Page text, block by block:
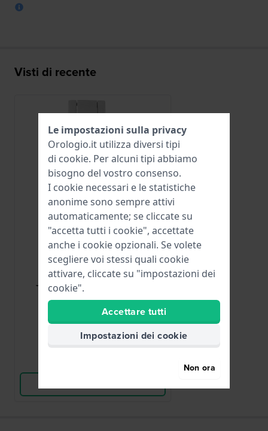
Visti di recente
Jaguar
CI06036
J620 Fibbia a farfalla in acciaio
inossidabile 20 mm
80,00 €
● Disponibile
Le impostazioni sulla privacy
Orologio.it utilizza diversi tipi
di cookie. Per alcuni tipi abbiamo
bisogno del vostro consenso.
I cookie necessari e le statistiche
anonime sono sempre attivi
automaticamente; se cliccate su
"accetta tutti i cookie", accettate
anche i cookie opzionali. Se volete
scegliere voi stessi quali cookie
attivare, cliccate su "impostazioni dei
cookie".
Accettare tutti
Impostazioni dei cookie
Non ora